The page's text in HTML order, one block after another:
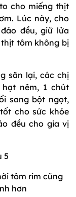
cho miếng thịt
Lúc này, cho
đều, giữ lửa
tôm không bị
săn lại, các chị
nêm, 1 chút
sang bột ngọt,
cho sức khỏe
đều cho gia vị
tôm rim cũng
hơn